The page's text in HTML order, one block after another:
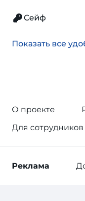
Сейф
Показать все
О проекте
Для сотрудников
Реклама